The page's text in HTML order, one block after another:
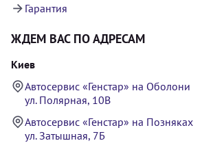
Гарантия
ЖДЕМ ВАС ПО АДРЕСАМ
Киев
Автосервис «Генстар» на Оболони
ул. Полярная, 10В
Автосервис «Генстар» на Позняках
ул. Затышная, 7Б